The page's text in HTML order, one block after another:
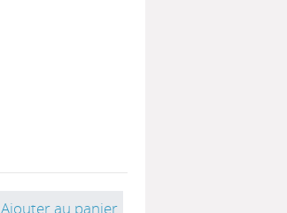
Ajouter au panier